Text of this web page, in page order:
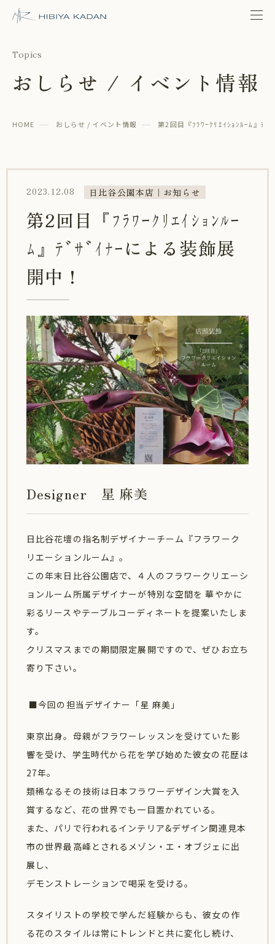
日比谷花壇 日比谷公園本店
Topics
おしらせ / イベント情報
HOME おしらせ / イベント情報 第2回目『ﾌﾗﾜｰｸﾘｴｲｼｮﾝﾙｰﾑ』ﾃﾞ
2023.12.08 日比谷公園本店｜お知らせ
第2回目『ﾌﾗﾜｰｸﾘｴｲｼｮﾝﾙｰ
ﾑ』ﾃﾞｻﾞｲﾅｰによる装飾展
開中！
Designer 星 麻美
日比谷花壇の指名制デザイナーチーム『フラワーク
リエーションルーム』。
この年末日比谷公園店で、４人のフラワークリエーシ
ョンルーム所属デザイナーが特別な空間を 華やかに
彩るリースやテーブルコーディネートを提案いたしま
す。
クリスマスまでの期間限定展開ですので、ぜひお立ち
寄り下さい。
■今回の担当デザイナー「星 麻美」
東京出身。母親がフラワーレッスンを受けていた影
響を受け、学生時代から花を学び始めた彼女の花歴は
27年。
類稀なるその技術は日本フラワーデザイン大賞を入
賞するなど、花の世界でも一目置かれている。
また、パリで行われるインテリア&デザイン関連見本
市の世界最高峰とされるメゾン・エ・オブジェに出
展し、
デモンストレーションで喝采を受ける。
スタイリストの学校で学んだ経験からも、彼女の作
る花のスタイルは常にトレンドと共に変化し続け、